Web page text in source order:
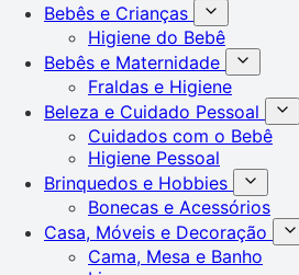
Bebês e Crianças
Higiene do Bebê
Bebês e Maternidade
Fraldas e Higiene
Beleza e Cuidado Pessoal
Cuidados com o Bebê
Higiene Pessoal
Brinquedos e Hobbies
Bonecas e Acessórios
Casa, Móveis e Decoração
Cama, Mesa e Banho